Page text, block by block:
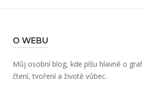
O WEBU
Můj osobní blog, kde píšu hlavně o
čtení, tvoření a životě vůbec.